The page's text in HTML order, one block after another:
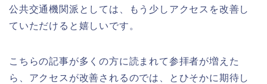
公共交通機関派としては、もう少しアクセスを改善し
ていただけると嬉しいです。
こちらの記事が多くの方に読まれて参拝者が増えた
ら、アクセスが改善されるのでは、とひそかに期待し